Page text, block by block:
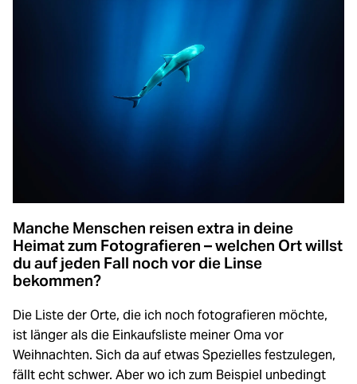
Manche Menschen reisen extra in deine
Heimat zum Fotografieren – welchen Ort willst
du auf jeden Fall noch vor die Linse
bekommen?
Die Liste der Orte, die ich noch fotografieren möchte,
ist länger als die Einkaufsliste meiner Oma vor
Weihnachten. Sich da auf etwas Spezielles festzulegen,
fällt echt schwer. Aber wo ich zum Beispiel unbedingt